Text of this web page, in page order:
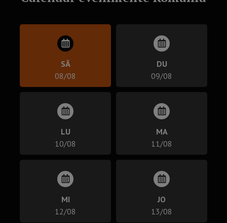
SÂ
08/08
DU
09/08
LU
10/08
MA
11/08
MI
12/08
JO
13/08